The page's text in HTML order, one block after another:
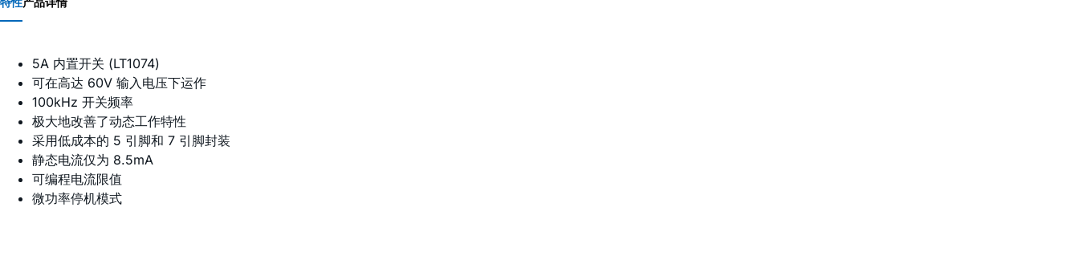
5A 内置开关 (LT1074)
可在高达 60V 输入电压下运作
100kHz 开关频率
极大地改善了动态工作特性
采用低成本的 5 引脚和 7 引脚封装
静态电流仅为 8.5mA
可编程电流限值
微功率停机模式